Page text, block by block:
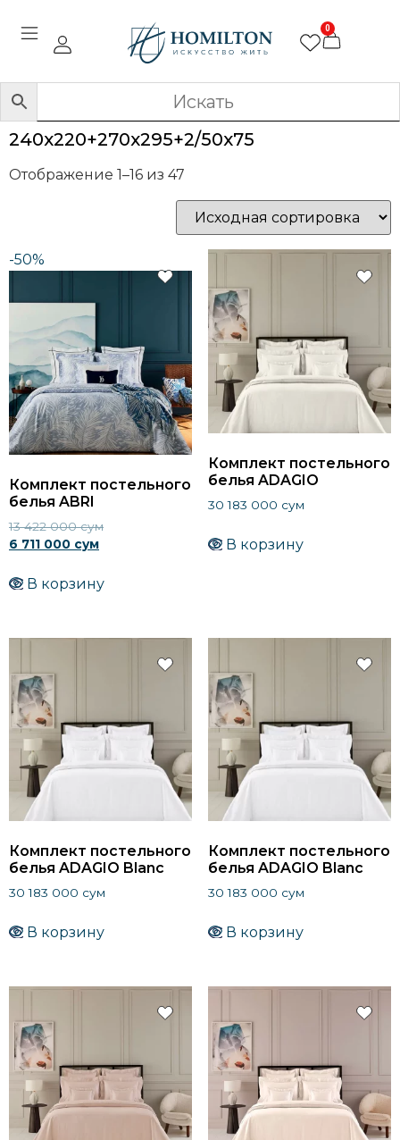
0
240x220+270x295+2/50x75
Отображение 1–16 из 47
-50%
Комплект постельного
белья ABRI
13 422 000сум
6 711 000 сум
В корзину
Комплект постельного
белья ADAGIO
30 183 000 сум
В корзину
Комплект постельного
белья ADAGIO Blanc
30 183 000 сум
В корзину
Комплект постельного
белья ADAGIO Blanc
30 183 000 сум
В корзину